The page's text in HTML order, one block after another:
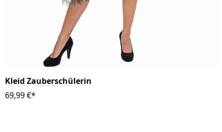
Kleid Zauberschülerin
69,99 €*